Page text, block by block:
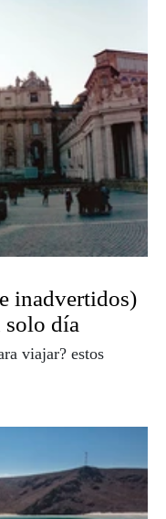
inadvertidos)
solo día
viajar? estos